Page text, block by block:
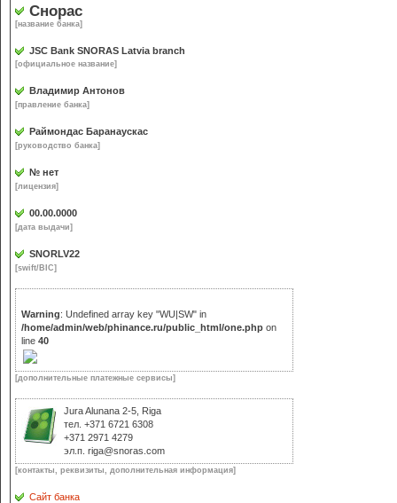
Снорас
[название банка]
JSC Bank SNORAS Latvia branch
[официальное название]
Владимир Антонов
[правление банка]
Раймондас Баранаускас
[руководство банка]
№ нет
[лицензия]
00.00.0000
[дата выдачи]
SNORLV22
[swift/BIC]
Warning: Undefined array key "WU|SW" in
/home/admin/web/phinance.ru/public_html/one.php on
line 40
[дополнительные платежные сервисы]
Jura Alunana 2-5, Riga
тел. +371 6721 6308
+371 2971 4279
эл.п. riga@snoras.com
[контакты, реквизиты, дополнительная информация]
Сайт банка